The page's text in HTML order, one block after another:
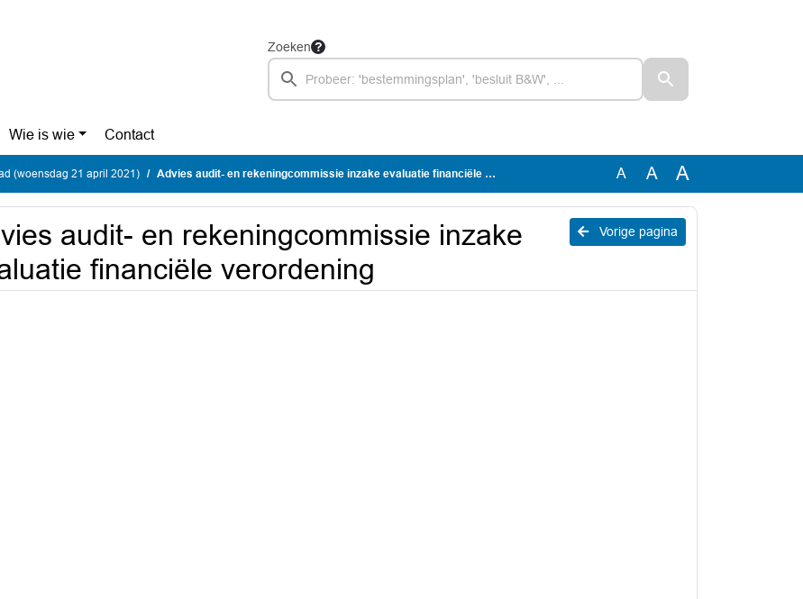
Zoeken
Wie is wie Contact
(woensdag 21 april 2021) Advies audit- en rekeningcommissie inzake evaluatie financiële verordening A A A
Vorige pagina
audit- en rekeningcommissie inzake
financiële verordening